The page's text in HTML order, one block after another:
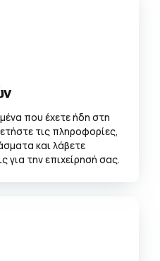
που έχετε ήδη στη
τις πληροφορίες,
και λάβετε
για την επιχείρησή σας.